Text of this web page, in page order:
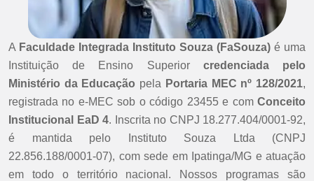
A Faculdade Integrada Instituto Souza (FaSouza) é uma
Instituição de Ensino Superior credenciada pelo
Ministério da Educação pela Portaria MEC nº 128/2021,
registrada no e-MEC sob o código 23455 e com Conceito
Institucional EaD 4. Inscrita no CNPJ 18.277.404/0001-92,
é mantida pelo Instituto Souza Ltda (CNPJ
22.856.188/0001-07), com sede em Ipatinga/MG e atuação
em todo o território nacional. Nossos programas são